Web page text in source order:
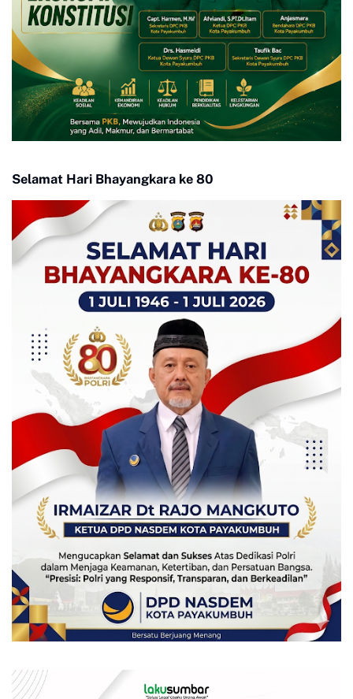
Selamat Hari Bhayangkara ke 80